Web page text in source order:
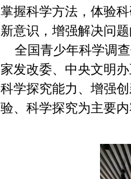
掌握科学方法，体验
新意识，增强解决问
全国青少年科学调查
家发改委、中央文明
科学探究能力、增强
验、科学探究为主要